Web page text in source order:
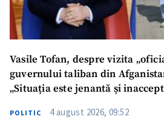
Vasile Tofan, despre vizita
guvernului taliban din
„Situația este jenantă și
POLITIC 4 august 2026, 09:52